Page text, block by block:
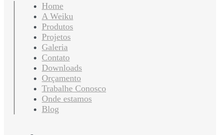
Home
A Weiku
Produtos
Projetos
Galeria
Contato
Downloads
Orçamento
Trabalhe Conosco
Onde estamos
Blog